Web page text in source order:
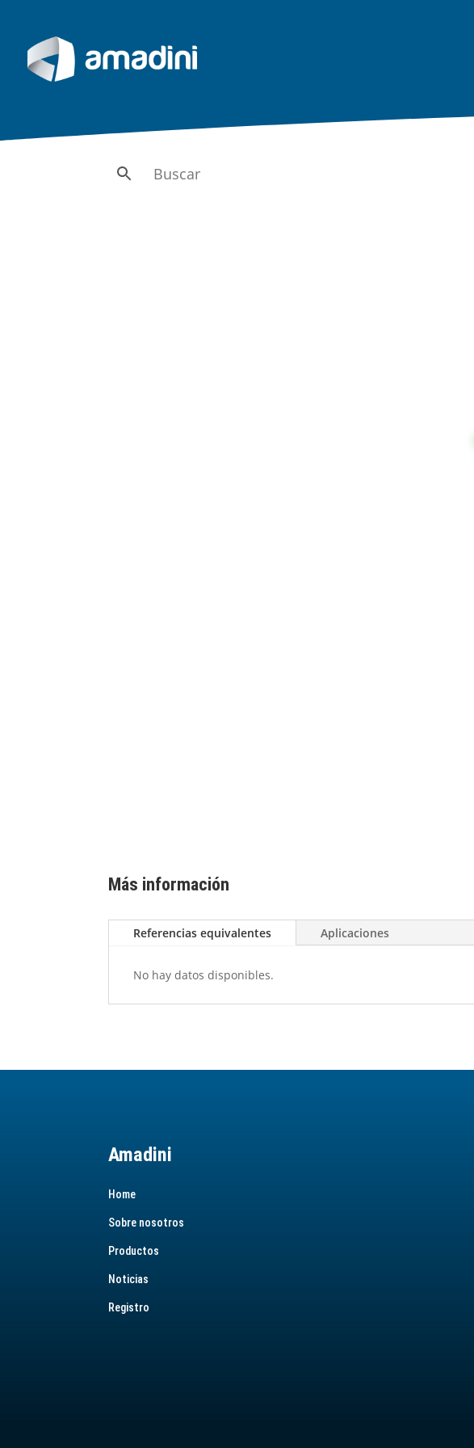
Más información
Referencias equivalentes Aplicaciones
No hay datos disponibles.
Amadini
Home
Sobre nosotros
Productos
Noticias
Registro